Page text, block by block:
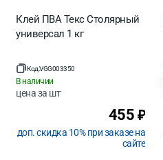
Клей ПВА Текс Столярный
универсал 1 кг
Код:VGG003350
В наличии
цена за шт
455 ₽
доп. скидка 10% при заказе на
сайте